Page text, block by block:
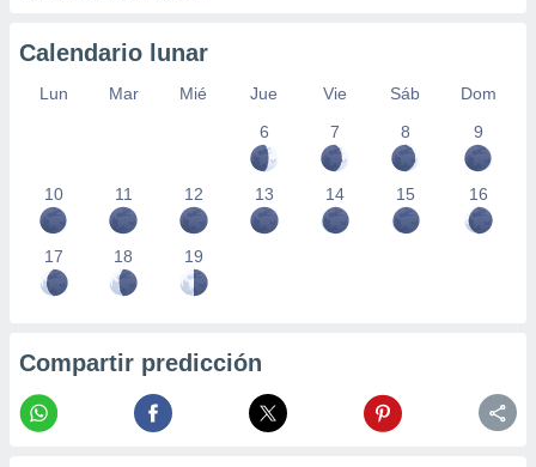
Calendario lunar
Lun Mar Mié Jue Vie Sáb
Dom
6
7 8 9
10 11 12 13 14 15 16
17 18 19
Compartir predicción